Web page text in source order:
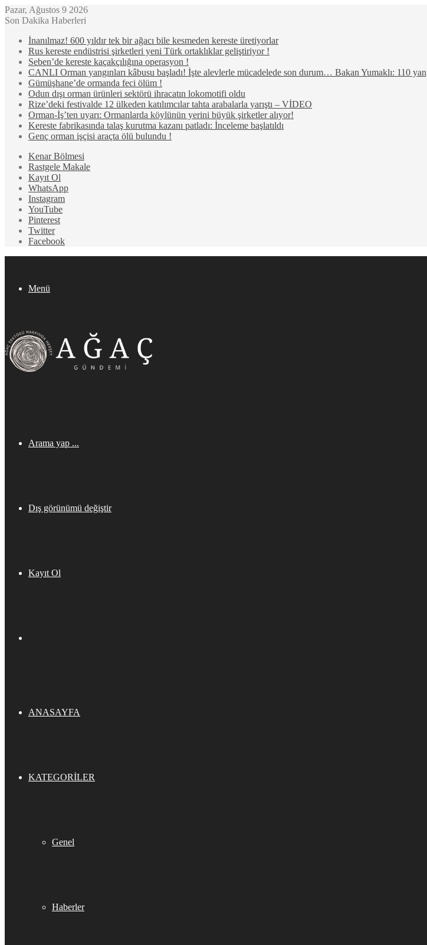
Pazar, Ağustos 9 2026
Son Dakika Haberleri
İnanılmaz! 600 yıldır tek bir ağacı bile kesmeden kereste üretiyorlar
Rus kereste endüstrisi şirketleri yeni Türk ortaklıklar geliştiriyor !
Seben’de kereste kaçakçılığına operasyon !
CANLI Orman yangınları kâbusu başladı! İşte alevlerle mücadelede son durum… Bakan Yumaklı: 110
Gümüşhane’de ormanda feci ölüm !
Odun dışı orman ürünleri sektörü ihracatın lokomotifi oldu
Rize’deki festivalde 12 ülkeden katılımcılar tahta arabalarla yarıştı – VİDEO
Orman-İş’ten uyarı: Ormanlarda köylünün yerini büyük şirketler alıyor!
Kereste fabrikasında talaş kurutma kazanı patladı: İnceleme başlatıldı
Genç orman işçisi araçta ölü bulundu !
Kenar Bölmesi
Rastgele Makale
Kayıt Ol
WhatsApp
Instagram
YouTube
Pinterest
Twitter
Facebook
Menü
Arama yap ...
Dış görünümü değiştir
Kayıt Ol
ANASAYFA
KATEGORILER
Genel
Haberler